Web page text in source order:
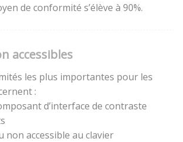
de conformité s’élève à 90%.
accessibles
les plus importantes pour les
:
d’interface de contraste
non accessible au clavier